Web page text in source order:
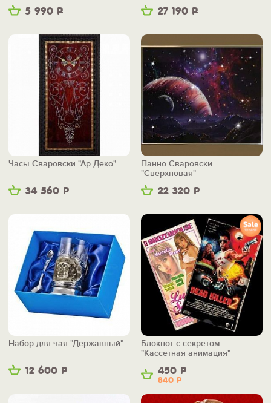
5 990 Р 27 190 Р
34 560 Р
Часы Сваровски "Ар Деко"
22 320 Р
Панно Сваровски
"Сверхновая"
12 600 Р
Набор для чая "Державный"
450 Р
840Р
Блокнот с секретом
"Кассетная анимация"